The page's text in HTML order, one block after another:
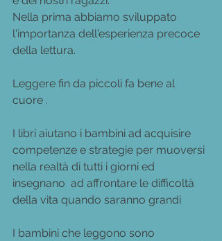
Nella prima abbiamo sviluppato
l'importanza dell'esperienza precoce
della lettura.
Leggere fin da piccoli fa bene al
cuore .
I libri aiutano i bambini ad acquisire
competenze e strategie per muoversi
nella realtà di tutti i giorni ed
insegnano  ad affrontare le difficoltà
della vita quando saranno grandi
I bambini che leggono sono